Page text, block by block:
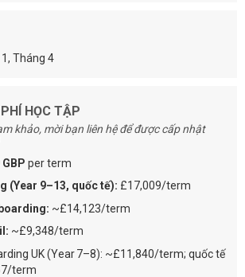
Tháng 4
HỌC TẬP
khảo, mời bạn liên hệ để được cấp nhật
per term
(Year 9–13, quốc tế): £17,009/term
~£14,123/term
~£9,348/term
UK (Year 7–8): ~£11,840/term; quốc tế
term